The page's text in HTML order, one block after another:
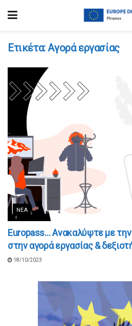
Ετικέτα:Αγορά εργασίας
ΝΈΑ
Europass… Ανακαλύψτε με την
στην αγορά εργασίας &
18/10/2023